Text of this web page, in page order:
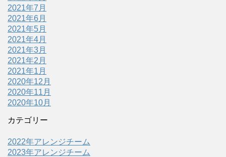
2021年7月
2021年6月
2021年5月
2021年4月
2021年3月
2021年2月
2021年1月
2020年12月
2020年11月
2020年10月
カテゴリー
2022年アレンジチーム
2023年アレンジチーム